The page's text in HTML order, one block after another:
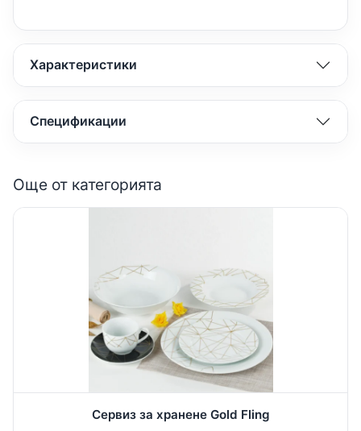
Характеристики
Спецификации
Още от категорията
Сервиз за хранене Gold Fling